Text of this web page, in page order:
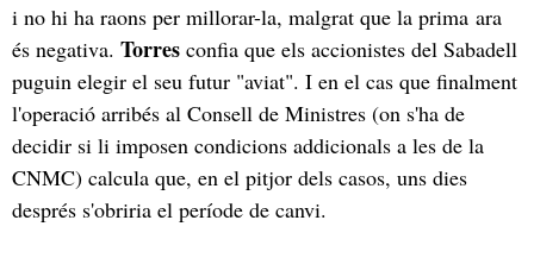
i no hi ha raons per millorar-la, malgrat que la prima ara
és negativa. Torres confia que els accionistes del Sabadell
puguin elegir el seu futur "aviat". I en el cas que finalment
l'operació arribés al Consell de Ministres (on s'ha de
decidir si li imposen condicions addicionals a les de la
CNMC) calcula que, en el pitjor dels casos, uns dies
després s'obriria el període de canvi.